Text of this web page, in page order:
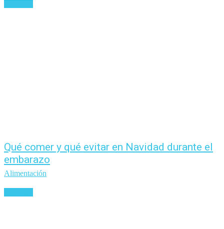
Qué comer y qué evitar en Navidad durante el
embarazo
Alimentación